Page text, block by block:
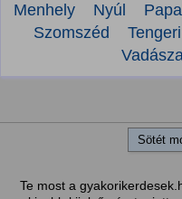
Menhely
Nyúl
Szomszéd
Sötét
Te most a